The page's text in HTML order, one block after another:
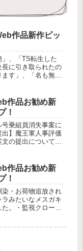
作品新作ピッ
」、「TS転生した
長に引き取られたの
す」、「名も無き
です。
作品お勧め新
！
号乗組員消失事案に
】魔王軍人事評価
の提出について←
作品お勧め新
！
染・お荷物追放され
みたいなメスガキ
。・監視クローン